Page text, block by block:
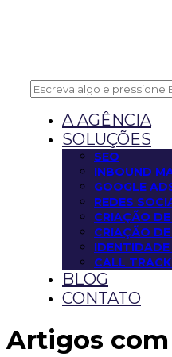
A AGÊNCIA
SOLUÇÕES
SEO
INBOUND
GOOGLE
REDES
CRIAÇÃO
CRIAÇÃO
CALL
BLOG
CONTATO
Artigos com